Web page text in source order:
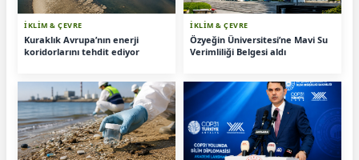
İKLİM & ÇEVRE
Kuraklık Avrupa’nın enerji
koridorlarını tehdit ediyor
İKLİM & ÇEVRE
Özyeğin Üniversitesi’ne Mavi Su
Verimliliği Belgesi aldı